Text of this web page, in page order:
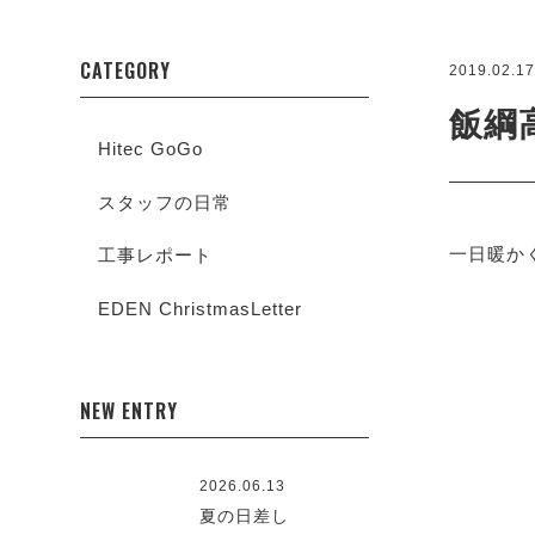
2019.02.17
飯綱
一日暖か
CATEGORY
Hitec GoGo
スタッフの日常
工事レポート
EDEN ChristmasLetter
NEW ENTRY
2026.06.13
夏の日差し